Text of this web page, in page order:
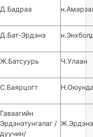
Д.Бадраа
Д.Бат-Эрдэнэ
Ж.Батсуурь Ч.Улаан
С.Баярцогт
Гаваагийн
Эрдэнэтунгалаг /
дуучин/